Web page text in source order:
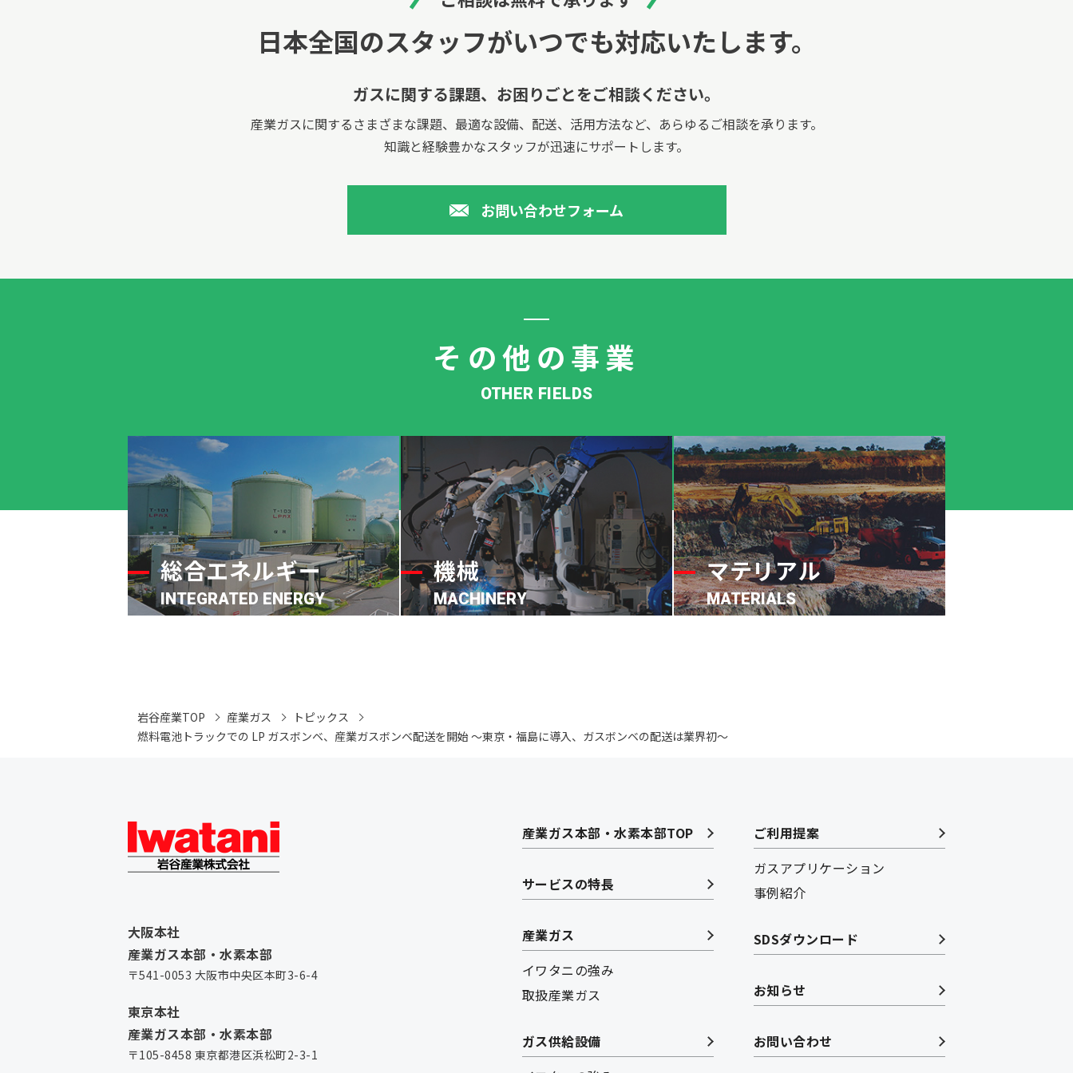
日本全国のスタッフがいつでも対応いたします。
ガスに関する課題、 お困りごとをご相談ください。
産業ガスに関するさまざまな課題、最適な設備、配送、活用方法など、あらゆるご相談を承ります。
知識と経験豊かなスタッフが迅速にサポートします。
お問い合わせフォーム
その他の事業
OTHER FIELDS
総合エネルギー
INTEGRATED ENERGY
機械
MACHINERY
マテリアル
MATERIALS
岩谷産業TOP 産業ガス
トピックス
燃料電池トラックでの LP ガスボンベ、産業ガスボンベ配送を開始 ～東京・福島に導入、ガスボンベの配送は業界初～
大阪本社
産業ガス本部・水素本部
〒541-0053 大阪市中央区本町3-6-4
東京本社
産業ガス本部・水素本部
〒105-8458 東京都港区浜松町2-3-1
産業ガス本部・水素本部TOP
サービスの特長
産業ガス
イワタニの強み
取扱産業ガス
ガス供給設備
ご利用提案
ガスアプリケーション
事例紹介
SDSダウンロード
お知らせ
お問い合わせ